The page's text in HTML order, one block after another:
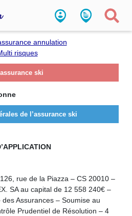
annulation
risques
ski
de l’assurance ski
rue de la Piazza – CS 20010 –
SA au capital de 12 558 240€ –
Assurances – Soumise au
Prudentiel de Résolution – 4